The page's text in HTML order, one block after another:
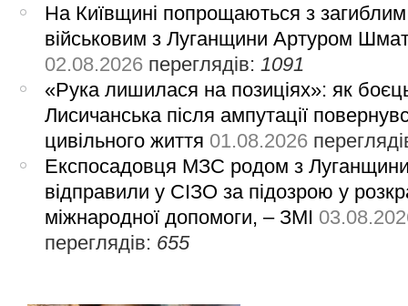
На Київщині попрощаються з загиблим
військовим з Луганщини Артуром
02.08.2026 переглядів: 1091
«Рука лишилася на позиціях»: як
Лисичанська після ампутації
цивільного життя 01.08.2026
Експосадовця МЗС родом з
відправили у СІЗО за підозрою у
міжнародної допомоги, – ЗМІ
переглядів: 655